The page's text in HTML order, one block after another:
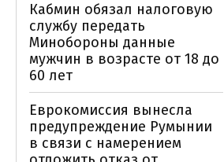
Кабмин обязал налоговую
службу передать
Минобороны данные
мужчин в возрасте от 18 до
60 лет
Еврокомиссия вынесла
предупреждение Румынии
в связи с намерением